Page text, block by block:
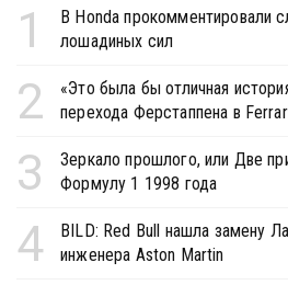
1
В Honda прокомментировали
лошадиных сил
2
«Это была бы отличная
перехода Ферстаппена в
3
Зеркало прошлого, или Две
Формулу 1 1998 года
4
BILD: Red Bull нашла замену
инженера Aston Martin